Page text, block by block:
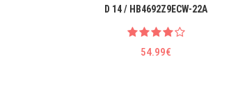
D 14 / HB4692Z9ECW-22A
54.99€